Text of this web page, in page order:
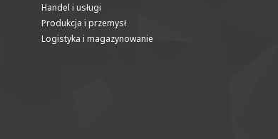
Handel i usługi
Produkcja i przemysł
Logistyka i magazynowanie